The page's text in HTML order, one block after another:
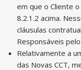
em que o Cliente
8.2.1.2 acima.
cláusulas
Responsáveis
Relativamente a
das Novas CCT,